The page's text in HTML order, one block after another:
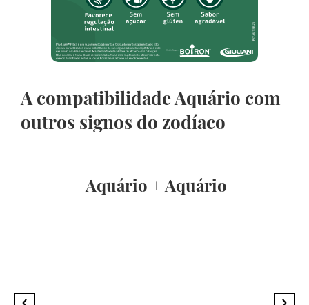
A compatibilidade Aquário com
outros signos do zodíaco
Aquário + Aquário